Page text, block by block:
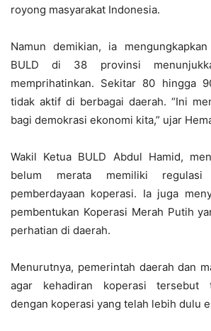
royong masyarakat Indonesia.
Namun demikian, ia
BULD di 38 provinsi
memprihatinkan. Sekitar 80 hingga
tidak aktif di berbagai daerah. “Ini
bagi demokrasi ekonomi kita,” ujar
Wakil Ketua BULD Abdul Hamid,
belum merata memiliki regulasi
pemberdayaan koperasi. Ia juga
pembentukan Koperasi Merah Putih
perhatian di daerah.
Menurutnya, pemerintah daerah dan
agar kehadiran koperasi tersebut
dengan koperasi yang telah lebih dulu